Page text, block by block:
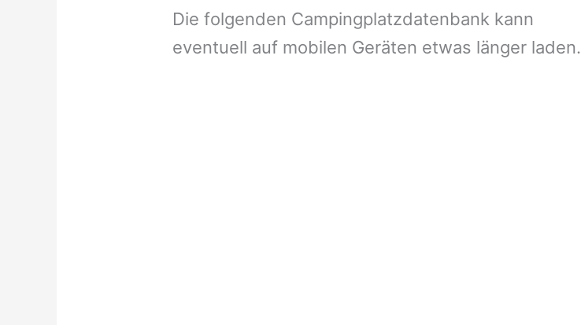
Die folgenden Campingplatzdatenbank kann
eventuell auf mobilen Geräten etwas länger laden.